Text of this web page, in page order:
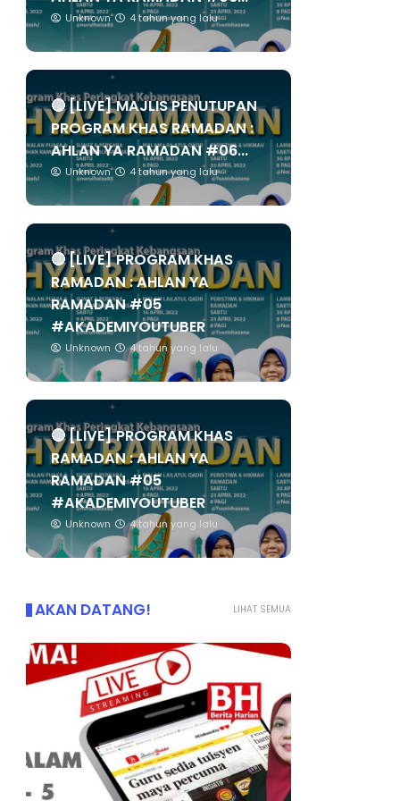
Unknown 4 tahun yang lalu
🔴 [LIVE] MAJLIS PENUTUPAN
PROGRAM KHAS RAMADAN :
AHLAN YA RAMADAN #06...
Unknown 4 tahun yang lalu
🔴 [LIVE] PROGRAM KHAS
RAMADAN : AHLAN YA
RAMADAN #05
#AKADEMIYOUTUBER
Unknown 4 tahun yang lalu
🔴 [LIVE] PROGRAM KHAS
RAMADAN : AHLAN YA
RAMADAN #05
#AKADEMIYOUTUBER
Unknown 4 tahun yang lalu
LIHAT SEMUA
AKAN DATANG!